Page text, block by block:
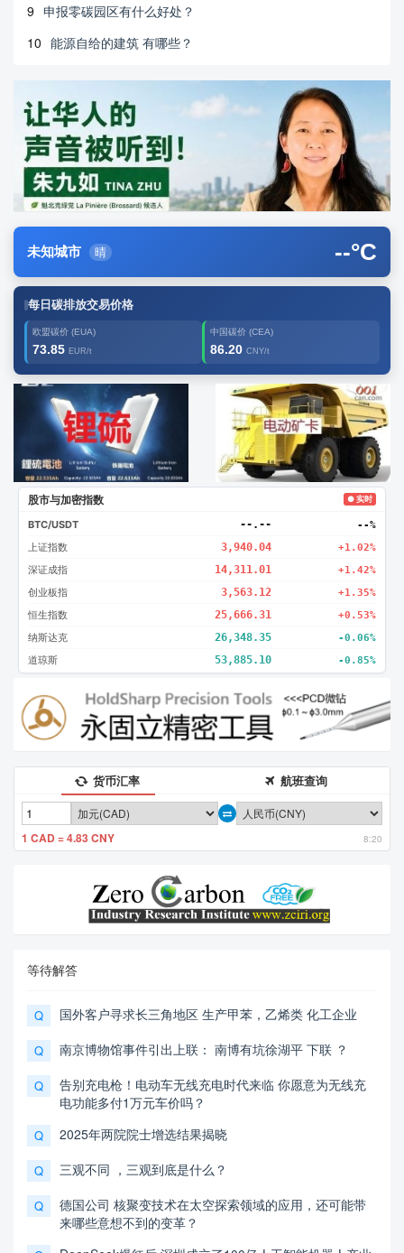
9 申报零碳园区有什么好处？
10 能源自给的建筑 有哪些？
未知城市 晴 --°C
每日碳排放交易价格
欧盟碳价 (EUA)
73.85 EUR/t
中国碳价 (CEA)
86.20 CNY/t
广告2 创新
股市与加密指数 ● 实时
BTC/USDT --.-- --%
上证指数 3,940.04 +1.02%
深证成指 14,311.01 +1.42%
创业板指 3,563.12 +1.35%
恒生指数 25,666.31 +0.53%
纳斯达克 26,348.35 -0.06%
道琼斯 53,885.10 -0.85%
货币汇率 航班查询
1 CAD = 4.83 CNY 8:20
等待解答
Q 国外客户寻求长三角地区 生产甲苯，乙烯类 化工企业
Q 南京博物馆事件引出上联： 南博有坑徐湖平 下联 ？
Q
告别充电枪！电动车无线充电时代来临 你愿意为无线充
电功能多付1万元车价吗？
Q 2025年两院院士增选结果揭晓
Q 三观不同 ，三观到底是什么？
Q
德国公司 核聚变技术在太空探索领域的应用，还可能带
来哪些意想不到的变革？